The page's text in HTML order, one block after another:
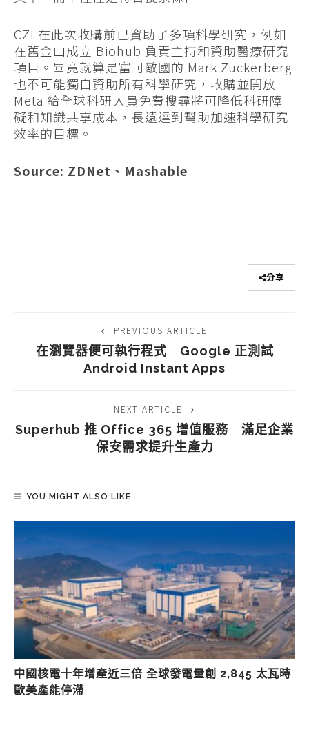
CZI 在此次收購前已資助了多項科學研究，例如
在舊金山成立 Biohub 負責主持和資助醫療研究
項目。畢竟就算是富可敵國的 Mark Zuckerberg
也不可能獨自資助所有科學研究，收購並開放
Meta 給全球科研人員免費搜尋將可降低科研障
礙和知識共享成本，長遠達到幫助加速科學研究
效率的目標。
Source: ZDNet 、 Mashable
分享
PREVIOUS ARTICLE
在瀏覽器便可執行程式 Google 正測試
Android Instant Apps
NEXT ARTICLE
Superhub 推 Office 365 增值服務 滿足企業
保安需求提升生產力
YOU MIGHT ALSO LIKE
中國核電十年增產近三倍 全球發電量創 2,845 太瓦時
歐美產能停滯